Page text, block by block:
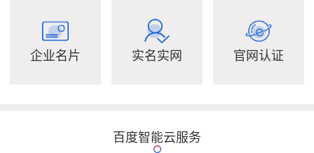
企业名片 实名实网 官网认证
百度智能云服务